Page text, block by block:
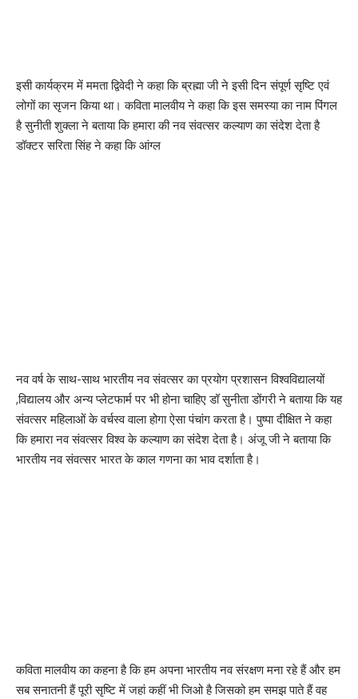
इसी कार्यक्रम में ममता द्विवेदी ने कहा कि ब्रह्मा जी ने इसी दिन संपूर्ण सृष्टि एवं
लोगों का सृजन किया था। कविता मालवीय ने कहा कि इस समस्या का नाम पिंगल
है सुनीती शुक्ला ने बताया कि हमारा की नव संवत्सर कल्याण का संदेश देता है
डॉक्टर सरिता सिंह ने कहा कि आंग्ल
नव वर्ष के साथ-साथ भारतीय नव संवत्सर का प्रयोग प्रशासन विश्वविद्यालयों
,विद्यालय और अन्य प्लेटफार्म पर भी होना चाहिए डॉ सुनीता डोंगरी ने बताया कि यह
संवत्सर महिलाओं के वर्चस्व वाला होगा ऐसा पंचांग करता है। पुष्पा दीक्षित ने कहा
कि हमारा नव संवत्सर विश्व के कल्याण का संदेश देता है। अंजू जी ने बताया कि
भारतीय नव संवत्सर भारत के काल गणना का भाव दर्शाता है।
कविता मालवीय का कहना है कि हम अपना भारतीय नव संरक्षण मना रहे हैं और हम
सब सनातनी हैं पूरी सृष्टि में जहां कहीं भी जिओ है जिसको हम समझ पाते हैं वह